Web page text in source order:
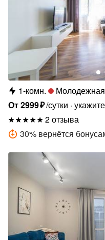
1-комн.
Молодежная
От2999₽/сутки
2 отзыва
30% вернётся